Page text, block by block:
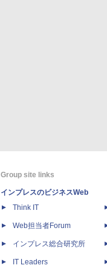
Group site links
インプレスのビジネスWeb
Think IT
Web担当者Forum
インプレス総合研究所
IT Leaders